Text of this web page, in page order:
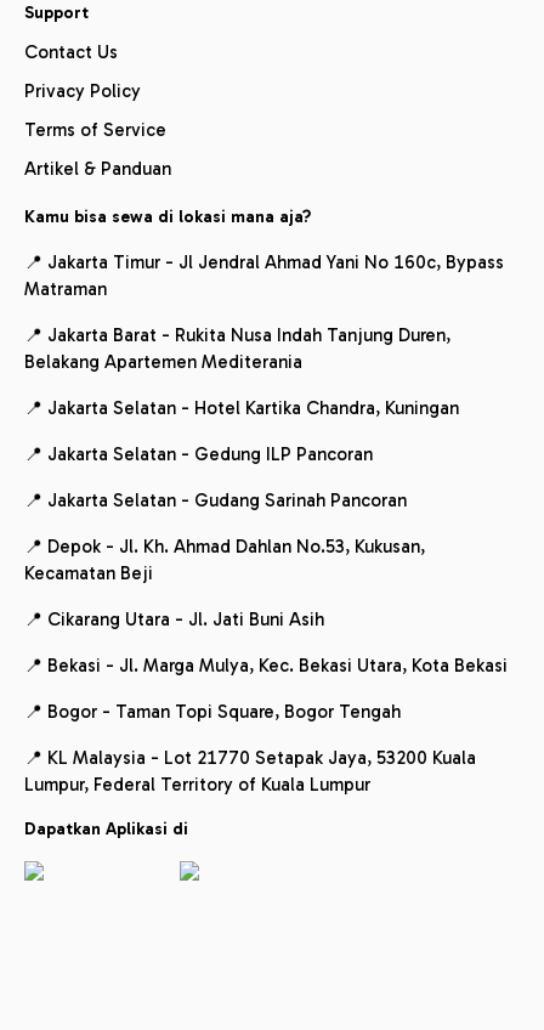
Support
Contact Us
Privacy Policy
Terms of Service
Artikel & Panduan
Kamu bisa sewa di lokasi mana aja?
📍 Jakarta Timur - Jl Jendral Ahmad Yani No 160c, Bypass
Matraman
📍 Jakarta Barat - Rukita Nusa Indah Tanjung Duren,
Belakang Apartemen Mediterania
📍 Jakarta Selatan - Hotel Kartika Chandra, Kuningan
📍 Jakarta Selatan - Gedung ILP Pancoran
📍 Jakarta Selatan - Gudang Sarinah Pancoran
📍 Depok - Jl. Kh. Ahmad Dahlan No.53, Kukusan,
Kecamatan Beji
📍 Cikarang Utara - Jl. Jati Buni Asih
📍 Bekasi - Jl. Marga Mulya, Kec. Bekasi Utara, Kota Bekasi
📍 Bogor - Taman Topi Square, Bogor Tengah
📍 KL Malaysia - Lot 21770 Setapak Jaya, 53200 Kuala
Lumpur, Federal Territory of Kuala Lumpur
Dapatkan Aplikasi di